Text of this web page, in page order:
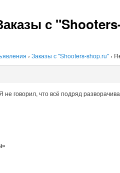
с
› Заказы с "Shooters-shop.ru" ›
Я не говорил, что всё подряд